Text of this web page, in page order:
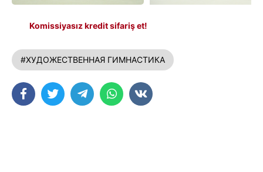
Komissiyasız kredit sifariş et!
#ХУДОЖЕСТВЕННАЯ ГИМНАСТИКА